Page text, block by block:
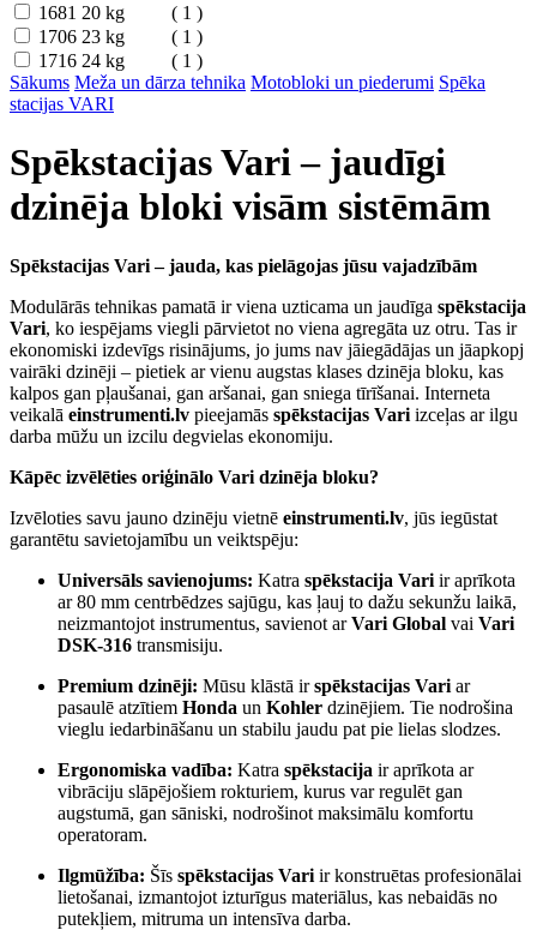
1681 20 kg
( 1 )
1706 23 kg
( 1 )
1716 24 kg
( 1 )
Sākums Meža un dārza tehnika Motobloki un piederumi Spēka
stacijas VARI
Spēkstacijas Vari – jaudīgi
dzinēja bloki visām sistēmām
Spēkstacijas Vari – jauda, kas pielāgojas jūsu vajadzībām
Modulārās tehnikas pamatā ir viena uzticama un jaudīga spēkstacija
Vari, ko iespējams viegli pārvietot no viena agregāta uz otru. Tas ir
ekonomiski izdevīgs risinājums, jo jums nav jāiegādājas un jāapkopj
vairāki dzinēji – pietiek ar vienu augstas klases dzinēja bloku, kas
kalpos gan pļaušanai, gan aršanai, gan sniega tīrīšanai. Interneta
veikalā einstrumenti.lv pieejamās spēkstacijas Vari izceļas ar ilgu
darba mūžu un izcilu degvielas ekonomiju.
Kāpēc izvēlēties oriģinālo Vari dzinēja bloku?
Izvēloties savu jauno dzinēju vietnē einstrumenti.lv, jūs iegūstat
garantētu savietojamību un veiktspēju:
Universāls savienojums: Katra spēkstacija Vari ir aprīkota
ar 80 mm centrbēdzes sajūgu, kas ļauj to dažu sekunžu laikā,
neizmantojot instrumentus, savienot arVari Global vai Vari
DSK-316 transmisiju.
Premium dzinēji: Mūsu klāstā irspēkstacijas Vari ar
pasaulē atzītiem Honda un Kohler dzinējiem. Tie nodrošina
vieglu iedarbināšanu un stabilu jaudu pat pie lielas slodzes.
Ergonomiska vadība: Katra spēkstacija ir aprīkota ar
vibrāciju slāpējošiem rokturiem, kurus var regulēt gan
augstumā, gan sāniski, nodrošinot maksimālu komfortu
operatoram.
Ilgmūžība: Šīs spēkstacijas Vari ir konstruētas profesionālai
lietošanai, izmantojot izturīgus materiālus, kas nebaidās no
putekļiem, mitruma un intensīva darba.